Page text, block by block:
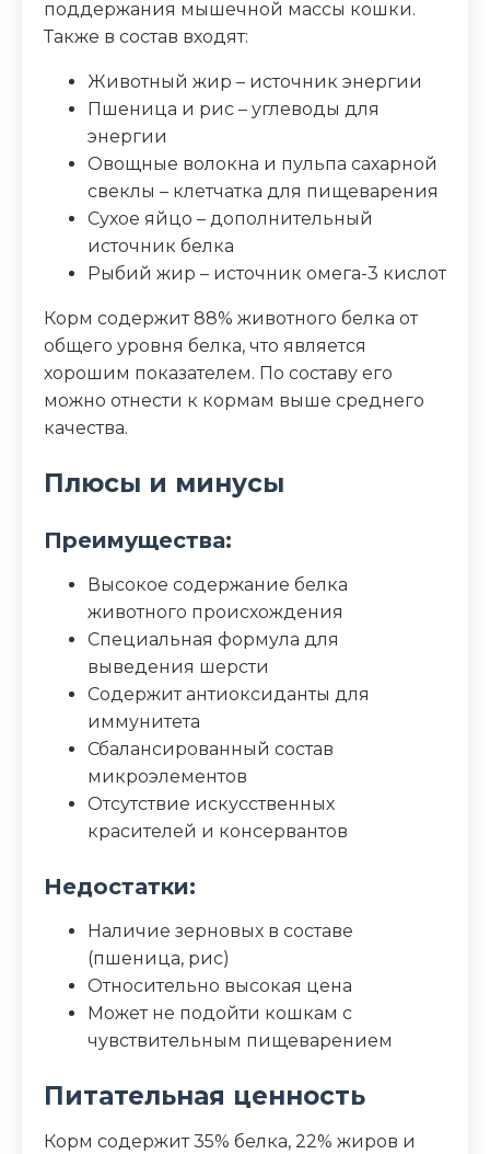
Пищевая ценность
Жир (%)
Клетчатка (%) 5.3
Зола (%)
Влага (%) 8
Калорийность (ккал/100г)
поддержания мышечной массы кошки.
Также в состав входят:
Животный жир – источник энергии
Пшеница и рис – углеводы для
энергии
Овощные волокна и пульпа сахарной
свеклы – клетчатка для пищеварения
Сухое яйцо – дополнительный
источник белка
Рыбий жир – источник омега-3 кислот
Корм содержит 88% животного белка от
общего уровня белка, что является
хорошим показателем. По составу его
можно отнести к кормам выше среднего
качества.
Плюсы и минусы
Преимущества:
Высокое содержание белка
животного происхождения
Специальная формула для
выведения шерсти
Содержит антиоксиданты для
иммунитета
Сбалансированный состав
микроэлементов
Отсутствие искусственных
красителей и консервантов
Недостатки:
Наличие зерновых в составе
(пшеница, рис)
Относительно высокая цена
Может не подойти кошкам с
чувствительным пищеварением
Питательная ценность
Корм содержит 35% белка, 22% жиров и